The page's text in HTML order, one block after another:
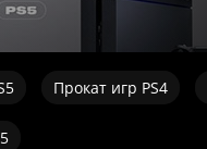
Прокат игр PS4